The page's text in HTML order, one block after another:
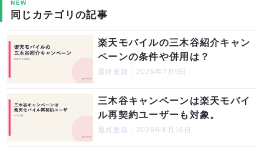
NEW
同じカテゴリの記事
楽天モバイルの三木谷紹介キャン
ペーンの条件や併用は？
最終更新：2026年7月9日
三木谷キャンペーンは楽天モバイ
ル再契約ユーザーも対象。
最終更新：2026年6月16日